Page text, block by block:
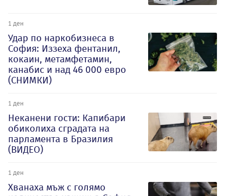
1 ден
Удар по наркобизнеса в
София: Иззеха фентанил,
кокаин, метамфетамин,
канабис и над 46 000 евро
(СНИМКИ)
1 ден
Неканени гости: Капибари
обиколиха сградата на
парламента в Бразилия
(ВИДЕО)
1 ден
Хванаха мъж с голямо